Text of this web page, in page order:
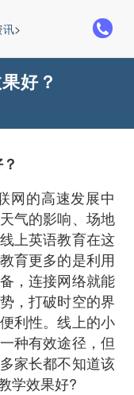
讯>
好？
的高速发展中
气的影响、场地
上英语教育在这
育更多的是利用
，连接网络就能
，打破时空的界
利性。线上的小
种有效途径，但
家长都不知道该
学效果好?